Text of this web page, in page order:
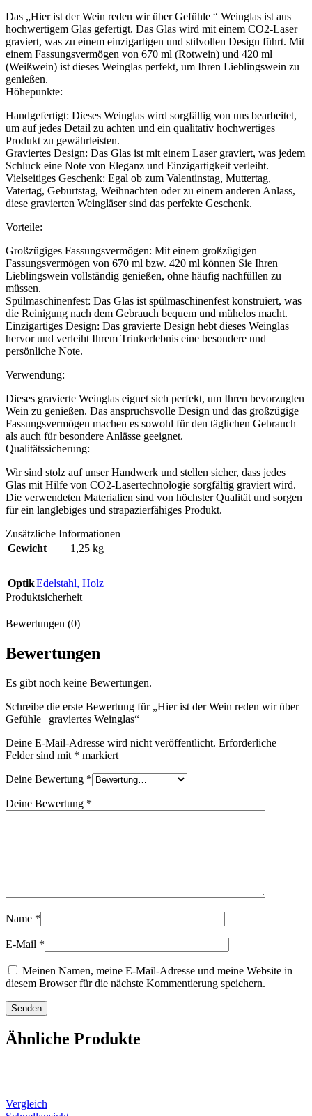
Das „Hier ist der Wein reden wir über Gefühle “ Weinglas ist aus
hochwertigem Glas gefertigt. Das Glas wird mit einem CO2-Laser
graviert, was zu einem einzigartigen und stilvollen Design führt. Mit
einem Fassungsvermögen von 670 ml (Rotwein) und 420 ml
(Weißwein) ist dieses Weinglas perfekt, um Ihren Lieblingswein zu
genießen.
Höhepunkte:
Handgefertigt: Dieses Weinglas wird sorgfältig von uns bearbeitet,
um auf jedes Detail zu achten und ein qualitativ hochwertiges
Produkt zu gewährleisten.
Graviertes Design: Das Glas ist mit einem Laser graviert, was jedem
Schluck eine Note von Eleganz und Einzigartigkeit verleiht.
Vielseitiges Geschenk: Egal ob zum Valentinstag, Muttertag,
Vatertag, Geburtstag, Weihnachten oder zu einem anderen Anlass,
diese gravierten Weingläser sind das perfekte Geschenk.
Vorteile:
Großzügiges Fassungsvermögen: Mit einem großzügigen
Fassungsvermögen von 670 ml bzw. 420 ml können Sie Ihren
Lieblingswein vollständig genießen, ohne häufig nachfüllen zu
müssen.
Spülmaschinenfest: Das Glas ist spülmaschinenfest konstruiert, was
die Reinigung nach dem Gebrauch bequem und mühelos macht.
Einzigartiges Design: Das gravierte Design hebt dieses Weinglas
hervor und verleiht Ihrem Trinkerlebnis eine besondere und
persönliche Note.
Verwendung:
Dieses gravierte Weinglas eignet sich perfekt, um Ihren bevorzugten
Wein zu genießen. Das anspruchsvolle Design und das großzügige
Fassungsvermögen machen es sowohl für den täglichen Gebrauch
als auch für besondere Anlässe geeignet.
Qualitätssicherung:
Wir sind stolz auf unser Handwerk und stellen sicher, dass jedes
Glas mit Hilfe von CO2-Lasertechnologie sorgfältig graviert wird.
Die verwendeten Materialien sind von höchster Qualität und sorgen
für ein langlebiges und strapazierfähiges Produkt.
Zusätzliche Informationen
Gewicht
1,25 kg
OptikEdelstahl, Holz
Produktsicherheit
Bewertungen (0)
Bewertungen
Es gibt noch keine Bewertungen.
Schreibe die erste Bewertung für „Hier ist der Wein reden wir über
Gefühle | graviertes Weinglas“
Deine E-Mail-Adresse wird nicht veröffentlicht. Erforderliche
Felder sind mit * markiert
Deine Bewertung *
Deine Bewertung *
Name *
E-Mail *
Meinen Namen, meine E-Mail-Adresse und meine Website in
diesem Browser für die nächste Kommentierung speichern.
Ähnliche Produkte
Vergleich